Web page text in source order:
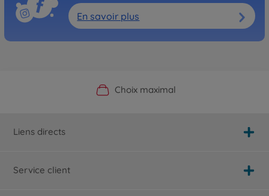
En savoir plus
Boutique officielle du fabricant
Choix maximal
Service personnalisé
Livraison rapide
Liens directs
Service client